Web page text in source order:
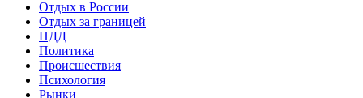
Отдых в России
Отдых за границей
ПДД
Политика
Происшествия
Психология
Рынки